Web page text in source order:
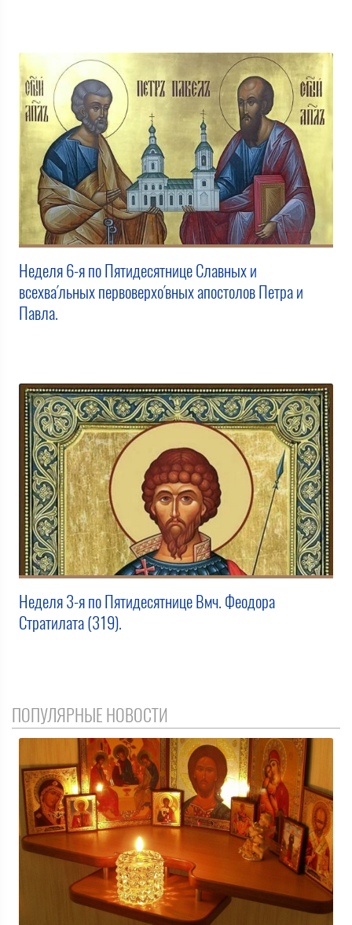
Неделя 6-я по Пятидесятнице Славных и
всехва́льных первоверхо́вных апостолов Петра и
Павла.
Неделя 3-я по Пятидесятнице Вмч. Феодора
Стратилата (319).
ПОПУЛЯРНЫЕ НОВОСТИ